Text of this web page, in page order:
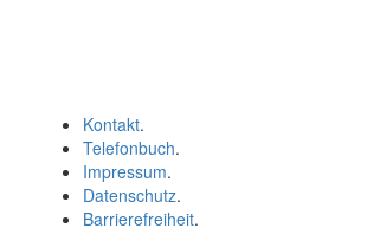
Kontakt.
Telefonbuch.
Impressum.
Datenschutz.
Barrierefreiheit.